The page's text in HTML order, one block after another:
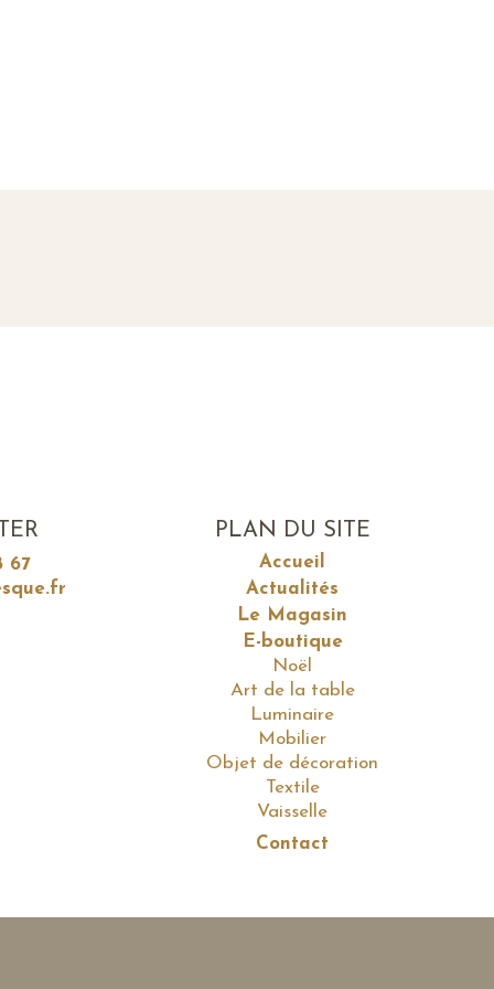
67
PLAN DU SITE
Accueil
Actualités
Le Magasin
E-boutique
Noël
Art de la table
Luminaire
Mobilier
Objet de décoration
Textile
Vaisselle
Contact